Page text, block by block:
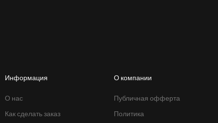
Информация
О нас
Как сделать заказ
О компании
Публичная офферта
Политика